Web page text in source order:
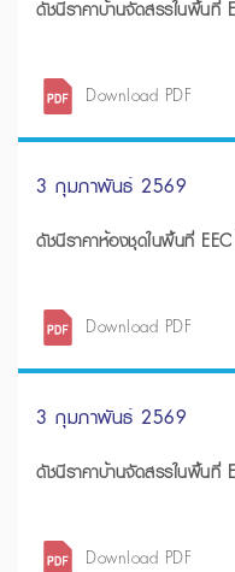
ดัชนีราคาบ้านจัดสรรในพื้นที่
Download PDF
3 กุมภาพันธ์ 2569
ดัชนีราคาห้องชุดในพื้นที่
Download PDF
3 กุมภาพันธ์ 2569
ดัชนีราคาบ้านจัดสรรในพื้นที่
Download PDF